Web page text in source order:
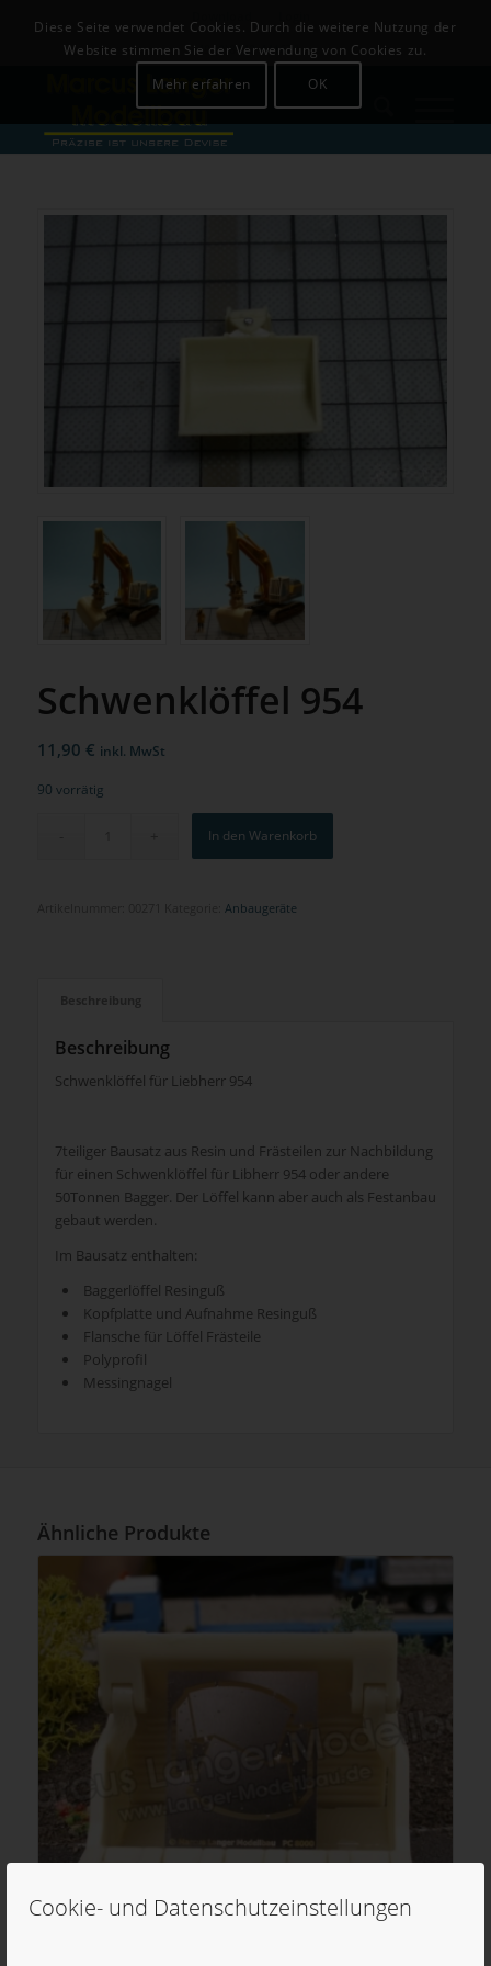
Cookie- und Datenschutzeinstellungen
+49 (0)8142-441679
Schwenklöffel 954
11,90 € inkl. MwSt
90 vorrätig
In den Warenkorb
Anbaugeräte
Beschreibung
Schwenklöffel für Liebherr 954
7teiliger Bausatz aus Resin und Frästeilen zur Nachbildung
für einen Schwenklöffel für Libherr 954 oder andere
50Tonnen Bagger. Der Löffel kann aber auch als Festanbau
gebaut werden.
Im Bausatz enthalten:
Baggerlöffel Resinguß
Kopfplatte und Aufnahme Resinguß
Flansche für Löffel Frästeile
Polyprofil
Messingnagel
Ähnliche Produkte
Diese Seite verwendet Cookies. Durch die weitere Nutzung der
Website stimmen Sie der Verwendung von Cookies zu.
Mehr erfahren
OK